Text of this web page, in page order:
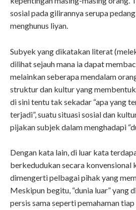
sosial pada gilirannya serupa
menghunus liyan.
Subyek yang dikatakan literat
dilihat sejauh mana ia dapat
melainkan seberapa mendalam
struktur dan kultur yang
di sini tentu tak sekadar “apa yang
terjadi”, suatu situasi sosial dan
pijakan subjek dalam menghadapi
Dengan kata lain, di luar kata
berkedudukan secara konvensional
dimengerti pelbagai pihak yang
Meskipun begitu, “dunia luar” yang
persis sama seperti pemahaman